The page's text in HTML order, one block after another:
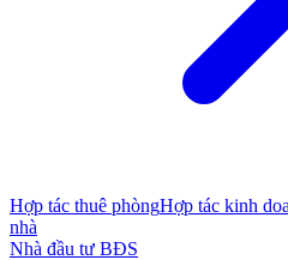
Hợp tác thuê phòngHợp tác kinh
nhà
Nhà đầu tư BĐS